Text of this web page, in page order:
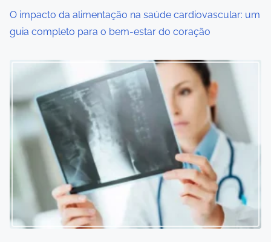
i
o
O impacto da alimentação na saúde cardiovascular: um
guia completo para o bem-estar do coração